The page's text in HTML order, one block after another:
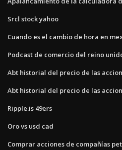
Srcl stock yahoo
Cuando es el cambio de hora en
Podcast de comercio del reino
Abt historial del precio de las
Abt historial del precio de las
Ripple.is 49ers
Oro vs usd cad
Comprar acciones de compañías